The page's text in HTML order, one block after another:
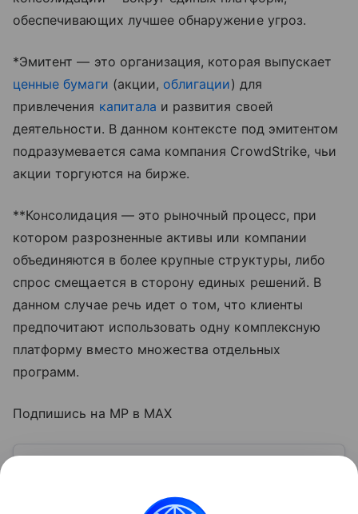
обеспечивающих лучшее обнаружение угроз.
*Эмитент — это организация, которая выпускает
ценные бумаги (акции, облигации) для
привлечения капитала и развития своей
деятельности. В данном контексте под эмитентом
подразумевается сама компания CrowdStrike, чьи
акции торгуются на бирже.
**Консолидация — это рыночный процесс, при
котором разрозненные активы или компании
объединяются в более крупные структуры, либо
спрос смещается в сторону единых решений. В
данном случае речь идет о том, что клиенты
предпочитают использовать одну комплексную
платформу вместо множества отдельных
программ.
Подпишись на MP в MAX
инвестирования